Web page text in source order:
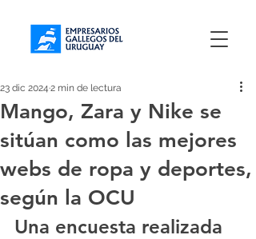
Mango, Zara y Nike se
sitúan como las mejores
webs de ropa y deportes,
según la OCU
23 dic 2024 2 min de lectura
Una encuesta realizada